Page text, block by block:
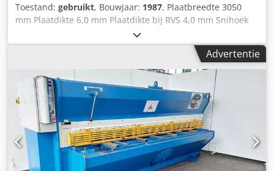
Toestand: gebruikt, Bouwjaar: 1987, Plaatbreedte 3050
mm Plaatdikte 6,0 mm Plaatdikte bij RVS 4,0 mm Snihoek
0,5 - 3,0 ° Aantal neerhouders 18 stuks Slagen per minuut
9 / 14 Achteraanslag - verstelbaar max. 750 mm
Conventionele besturing Motorrvermogen 10,0 kW Gewicht
4800 kg Afmetingen LxBxH 3750 x 1600 x 2450 mm
Dcedpfexab Aqox Ad Iek zeer goed onderhouden toestand
(!!) Uitvoering: - elektro-hydraulische / knieheugelgeleide
plaatknipschaar - voorbedieningspaneel links – eenvoudig
te bedienen - met elektro-hydraulische instelling van de
snijhoek - met handmatige snijspelingverstelling, vanaf
achterzijde - elektrisch aangedreven achteraanslag 10-750
mm - met analoge positieweergave + handwiel voor
Advertentie